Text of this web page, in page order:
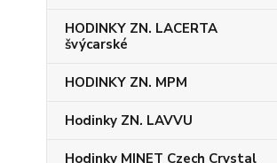
HODINKY ZN. LACERTA
švýcarské
HODINKY ZN. MPM
Hodinky ZN. LAVVU
Hodinky MINET Czech Crystal